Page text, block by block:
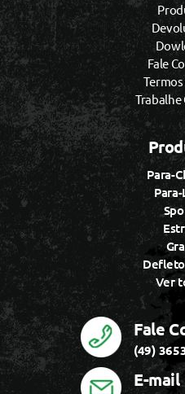
Fale
Trabalhe
Para-
Ver
Fale
(49)
E-mail